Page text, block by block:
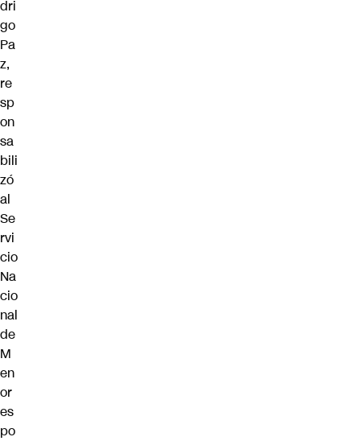
dri
go
Pa
z,
re
sp
on
sa
bili
zó
al
Se
rvi
cio
Na
cio
nal
de
M
en
or
es
po